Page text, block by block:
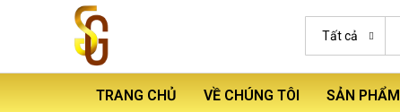
Tất cả
TRANG CHỦ VỀ CHÚNG TÔI SẢN PHẨM